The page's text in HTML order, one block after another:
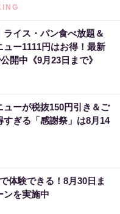
ライス・パン食べ放題＆
ュー1111円はお得！最新
開中《9月23日まで》
ューが税抜150円引き＆ご
ぎる「感謝祭」は8月14
体験できる！8月30日ま
ンを実施中